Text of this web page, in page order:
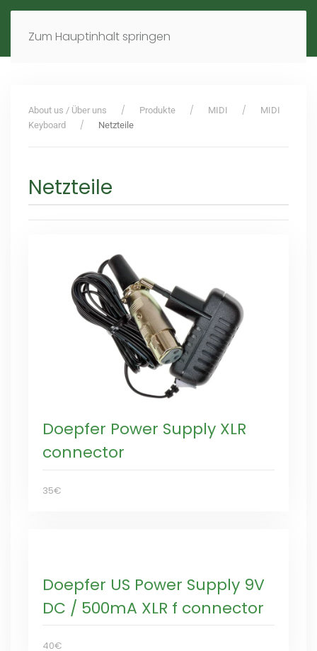
Zum Hauptinhalt springen
EN
About us / Über uns Produkte MIDI
MIDI
Keyboard
Netzteile
Netzteile
Doepfer Power Supply XLR
connector
35€
Doepfer US Power Supply 9V
DC / 500mA XLR f connector
40€